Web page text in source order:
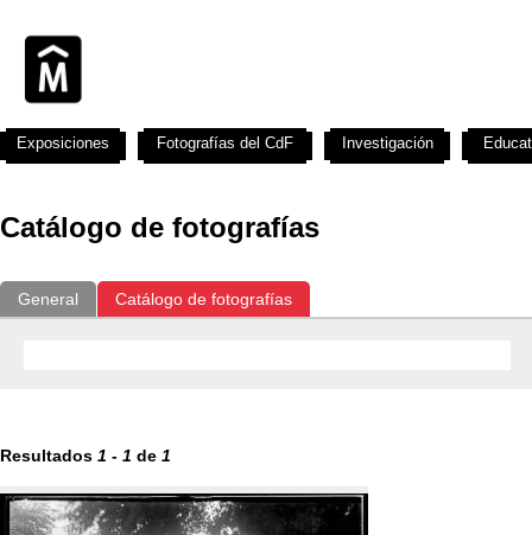
Catálogo de fotografías
General Catálogo de fotografías
Resultados 1 - 1 de 1
Exposiciones Fotografías del CdF Investigación